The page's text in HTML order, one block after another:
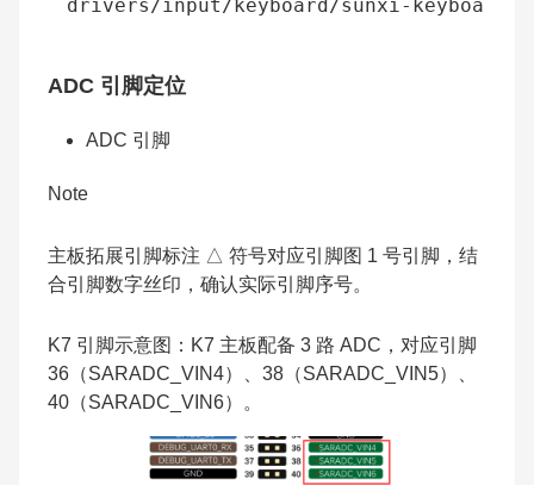
drivers/input/ keyboard /sunxi- keyboard
ADC 引脚定位
ADC 引脚
Note
主板拓展引脚标注 △ 符号对应引脚图 1 号引脚，结
合引脚数字丝印，确认实际引脚序号。
K7 引脚示意图：K7 主板配备 3 路 ADC，对应引脚
36（SARADC_VIN4）、38（SARADC_VIN5）、
40（SARADC_VIN6）。